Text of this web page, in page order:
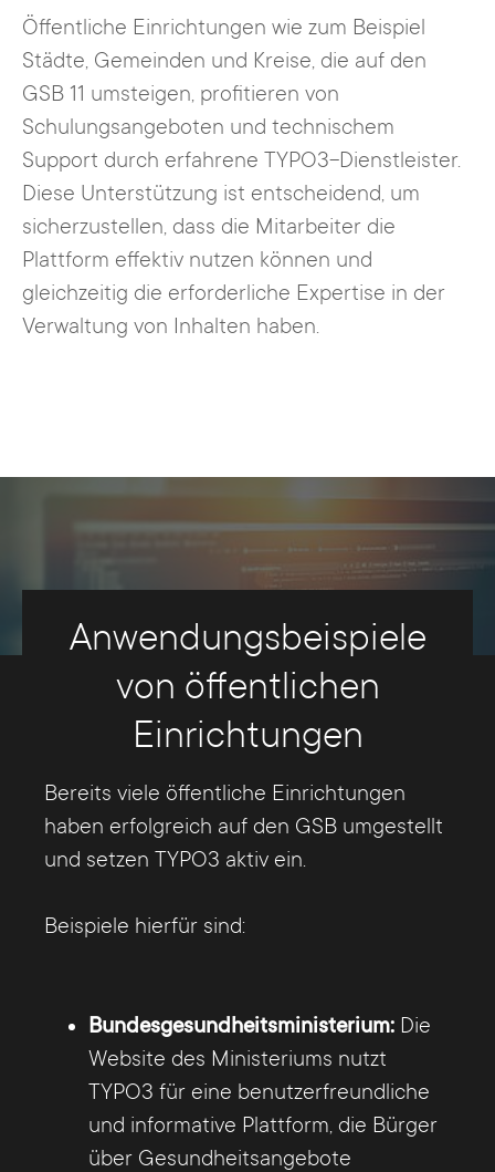
Öffentliche Einrichtungen wie zum Beispiel
Städte, Gemeinden und Kreise, die auf den
GSB 11 umsteigen, profitieren von
Schulungsangeboten und technischem
Support durch erfahrene TYPO3-Dienstleister.
Diese Unterstützung ist entscheidend, um
sicherzustellen, dass die Mitarbeiter die
Plattform effektiv nutzen können und
gleichzeitig die erforderliche Expertise in der
Verwaltung von Inhalten haben.
Anwendungsbeispiele
von öffentlichen
Einrichtungen
Bereits viele öffentliche Einrichtungen
haben erfolgreich auf den GSB umgestellt
und setzen TYPO3 aktiv ein.
Beispiele hierfür sind:
Bundesgesundheitsministerium: Die
Website des Ministeriums nutzt
TYPO3 für eine benutzerfreundliche
und informative Plattform, die Bürger
über Gesundheitsangebote